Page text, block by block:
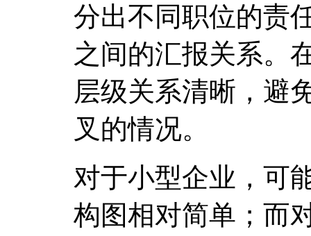
分出不同职位的责
之间的汇报关系。
层级关系清晰，避
叉的情况。
对于小型企业，可
构图相对简单；而